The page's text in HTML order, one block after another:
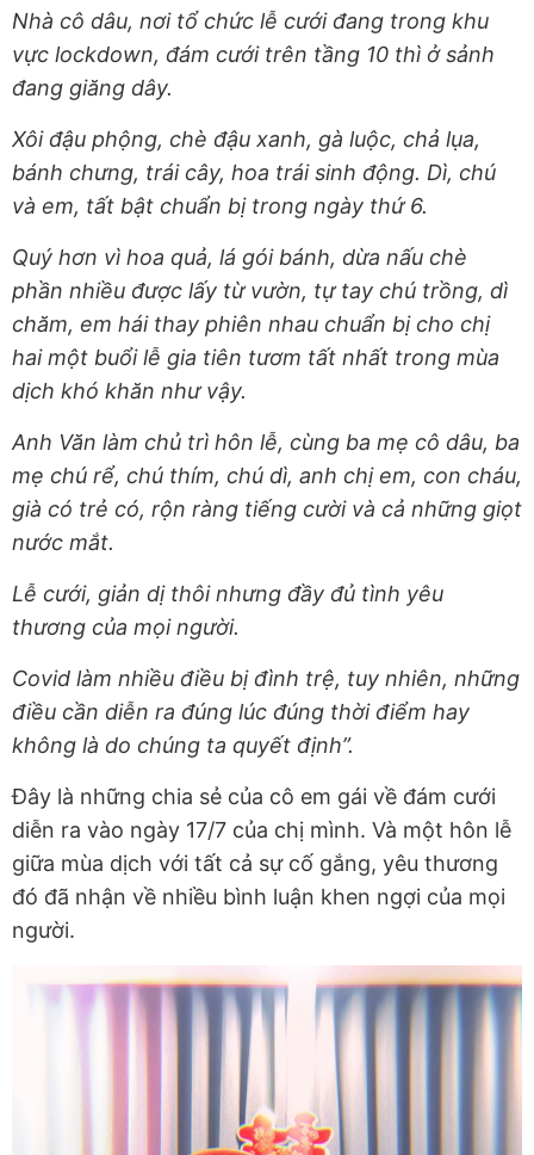
Nhà cô dâu, nơi tổ chức lễ cưới đang trong khu
vực lockdown, đám cưới trên tầng 10 thì ở sảnh
đang giăng dây.
Xôi đậu phộng, chè đậu xanh, gà luộc, chả lụa,
bánh chưng, trái cây, hoa trái sinh động. Dì, chú
và em, tất bật chuẩn bị trong ngày thứ 6.
Quý hơn vì hoa quả, lá gói bánh, dừa nấu chè
phần nhiều được lấy từ vườn, tự tay chú trồng, dì
chăm, em hái thay phiên nhau chuẩn bị cho chị
hai một buổi lễ gia tiên tươm tất nhất trong mùa
dịch khó khăn như vậy.
Anh Văn làm chủ trì hôn lễ, cùng ba mẹ cô dâu, ba
mẹ chú rể, chú thím, chú dì, anh chị em, con cháu,
già có trẻ có, rộn ràng tiếng cười và cả những giọt
nước mắt.
Lễ cưới, giản dị thôi nhưng đầy đủ tình yêu
thương của mọi người.
Covid làm nhiều điều bị đình trệ, tuy nhiên, những
điều cần diễn ra đúng lúc đúng thời điểm hay
không là do chúng ta quyết định”.
Đây là những chia sẻ của cô em gái về đám cưới
diễn ra vào ngày 17/7 của chị mình. Và một hôn lễ
giữa mùa dịch với tất cả sự cố gắng, yêu thương
đó đã nhận về nhiều bình luận khen ngợi của mọi
người.